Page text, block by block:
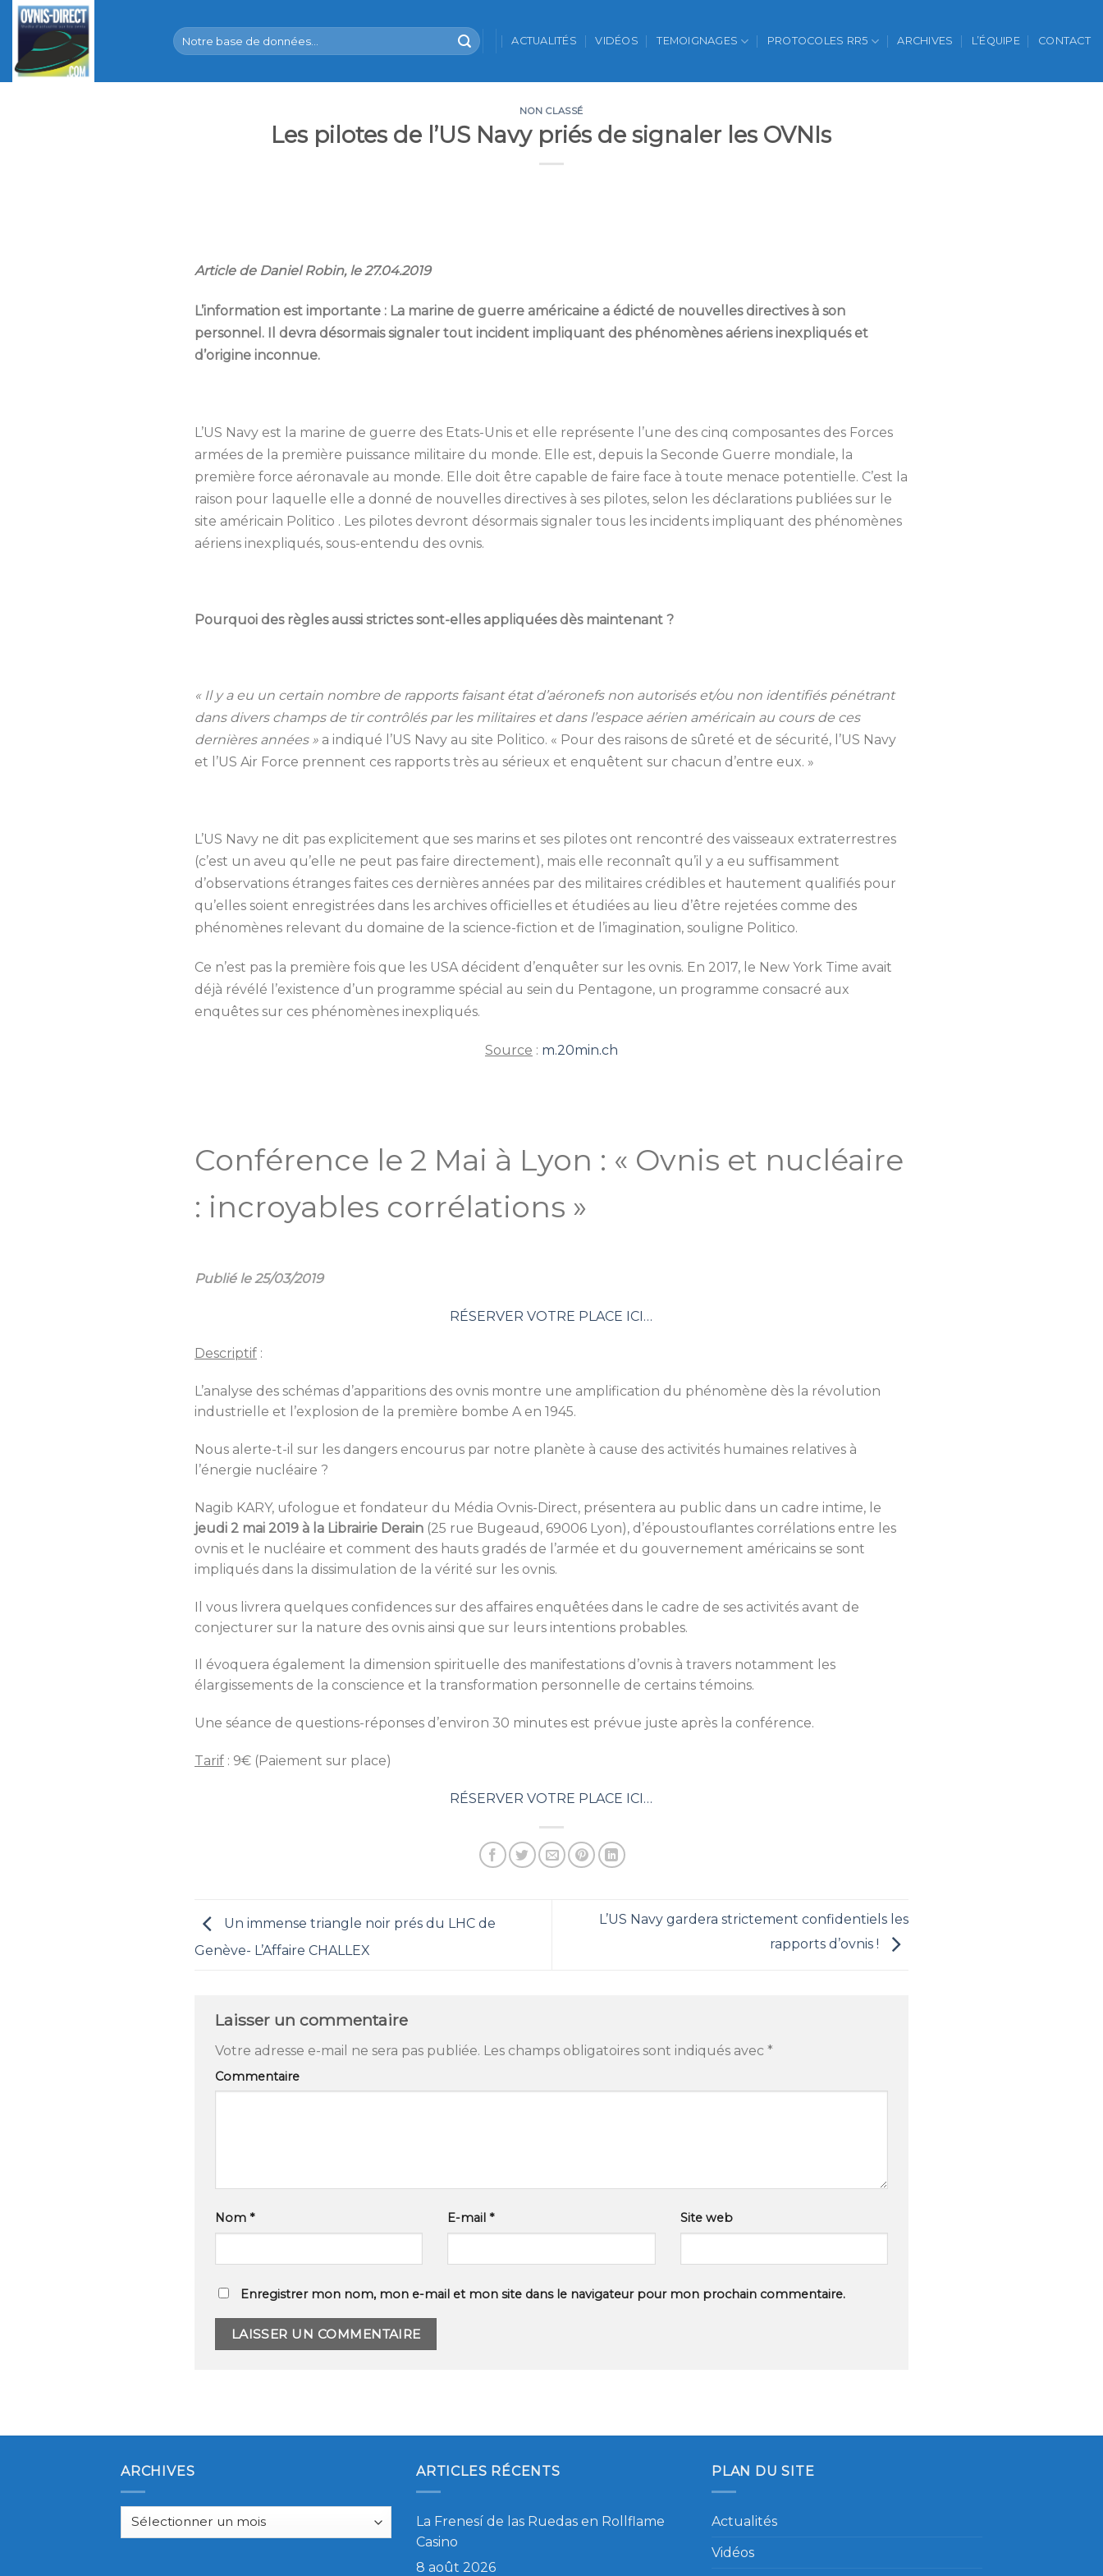
Skip
content
ACTUALITÉS VIDÉOS TEMOIGNAGES PROTOCOLES RR5 ARCHIVES L’ÉQUIPE CONTACT
NON CLASSÉ
Les pilotes de l’US Navy priés de signaler les OVNIs
Article de Daniel Robin, le 27.04.2019
L’information est importante : La marine de guerre américaine a édicté de nouvelles directives à son
personnel. Il devra désormais signaler tout incident impliquant des phénomènes aériens inexpliqués et
d’origine inconnue.
L’US Navy est la marine de guerre des Etats-Unis et elle représente l’une des cinq composantes des Forces
armées de la première puissance militaire du monde. Elle est, depuis la Seconde Guerre mondiale, la
première force aéronavale au monde. Elle doit être capable de faire face à toute menace potentielle. C’est la
raison pour laquelle elle a donné de nouvelles directives à ses pilotes, selon les déclarations publiées sur le
site américain Politico . Les pilotes devront désormais signaler tous les incidents impliquant des phénomènes
aériens inexpliqués, sous-entendu des ovnis.
Pourquoi des règles aussi strictes sont-elles appliquées dès maintenant ?
« Il y a eu un certain nombre de rapports faisant état d’aéronefs non autorisés et/ou non identifiés pénétrant
dans divers champs de tir contrôlés par les militaires et dans l’espace aérien américain au cours de ces
dernières années » a indiqué l’US Navy au site Politico. « Pour des raisons de sûreté et de sécurité, l’US Navy
et l’US Air Force prennent ces rapports très au sérieux et enquêtent sur chacun d’entre eux. »
L’US Navy ne dit pas explicitement que ses marins et ses pilotes ont rencontré des vaisseaux extraterrestres
(c’est un aveu qu’elle ne peut pas faire directement), mais elle reconnaît qu’il y a eu suffisamment
d’observations étranges faites ces dernières années par des militaires crédibles et hautement qualifiés pour
qu’elles soient enregistrées dans les archives officielles et étudiées au lieu d’être rejetées comme des
phénomènes relevant du domaine de la science-fiction et de l’imagination, souligne Politico.
Ce n’est pas la première fois que les USA décident d’enquêter sur les ovnis. En 2017, le New York Time avait
déjà révélé l’existence d’un programme spécial au sein du Pentagone, un programme consacré aux
enquêtes sur ces phénomènes inexpliqués.
Source : m.20min.ch
Conférence le 2 Mai à Lyon : « Ovnis et nucléaire
: incroyables corrélations »
Publié le 25/03/2019
RÉSERVER VOTRE PLACE ICI…
Descriptif :
L’analyse des schémas d’apparitions des ovnis montre une amplification du phénomène dès la révolution
industrielle et l’explosion de la première bombe A en 1945.
Nous alerte-t-il sur les dangers encourus par notre planète à cause des activités humaines relatives à
l’énergie nucléaire ?
Nagib KARY, ufologue et fondateur du Média Ovnis-Direct, présentera au public dans un cadre intime, le
jeudi 2 mai 2019 à la Librairie Derain (25 rue Bugeaud, 69006 Lyon), d’époustouflantes corrélations entre les
ovnis et le nucléaire et comment des hauts gradés de l’armée et du gouvernement américains se sont
impliqués dans la dissimulation de la vérité sur les ovnis.
Il vous livrera quelques confidences sur des affaires enquêtées dans le cadre de ses activités avant de
conjecturer sur la nature des ovnis ainsi que sur leurs intentions probables.
Il évoquera également la dimension spirituelle des manifestations d’ovnis à travers notamment les
élargissements de la conscience et la transformation personnelle de certains témoins.
Une séance de questions-réponses d’environ 30 minutes est prévue juste après la conférence.
Tarif : 9€ (Paiement sur place)
RÉSERVER VOTRE PLACE ICI…
Un immense triangle noir prés du LHC de
Genève- L’Affaire CHALLEX
L’US Navy gardera strictement confidentiels les
rapports d’ovnis !
Laisser un commentaire
Votre adresse e-mail ne sera pas publiée. Les champs obligatoires sont indiqués avec *
Commentaire
Nom * E-mail* Site web
Enregistrer mon nom, mon e-mail et mon site dans le navigateur pour mon prochain commentaire.
ARCHIVES
Archives
ARTICLES RÉCENTS
La Frenesí de las Ruedas en Rollflame
Casino
8 août 2026
PLAN DU SITE
Actualités
Vidéos